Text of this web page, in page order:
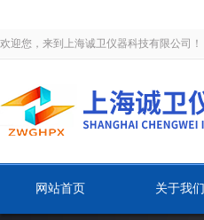
欢迎您，来到上海诚卫仪器科技有限公司！
网站首页 关于我们